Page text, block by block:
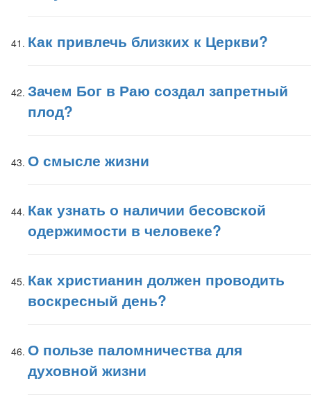
Как привлечь близких к Церкви?
Зачем Бог в Раю создал запретный
плод?
О смысле жизни
Как узнать о наличии бесовской
одержимости в человеке?
Как христианин должен проводить
воскресный день?
О пользе паломничества для
духовной жизни